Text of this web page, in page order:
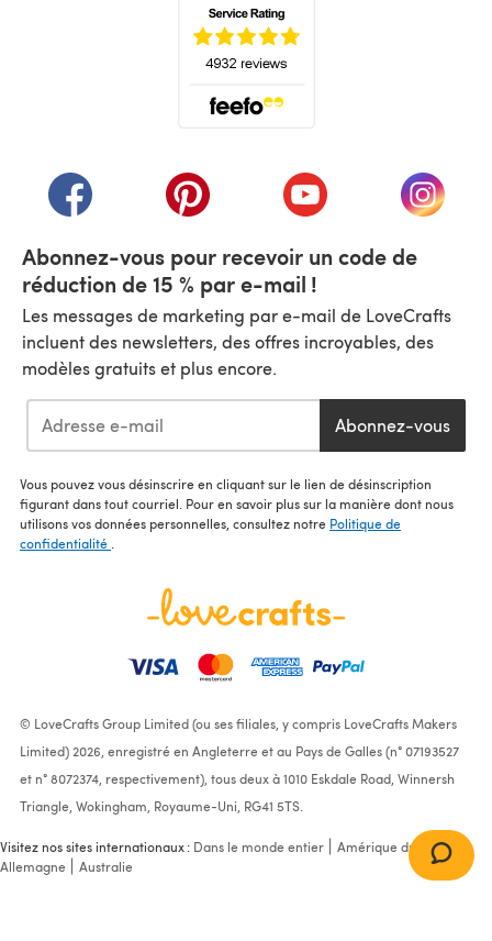
(s'ouvre dans un nouvel onglet)
(s'ouvre dans un nouvel onglet)
(s'ouvre dans un(s'ouvre
Abonnez-vous pour recevoir un code de
réduction de 15 % par e-mail !
Les messages de marketing par e-mail de LoveCrafts
incluent des newsletters, des offres incroyables, des
modèles gratuits et plus encore.
Abonnez-vous
Vous pouvez vous désinscrire en cliquant sur le lien de désinscription
figurant dans tout courriel. Pour en savoir plus sur la manière dont nous
utilisons vos données personnelles, consultez notre Politique de
confidentialité .
© LoveCrafts Group Limited (ou ses filiales, y compris LoveCrafts Makers
Limited) 2026, enregistré en Angleterre et au Pays de Galles (n° 07193527
et n° 8072374, respectivement), tous deux à 1010 Eskdale Road, Winnersh
Triangle, Wokingham, Royaume-Uni, RG41 5TS.
Visitez nos sites internationaux : Dans le monde entier
Amérique du Nord
Allemagne
Australie